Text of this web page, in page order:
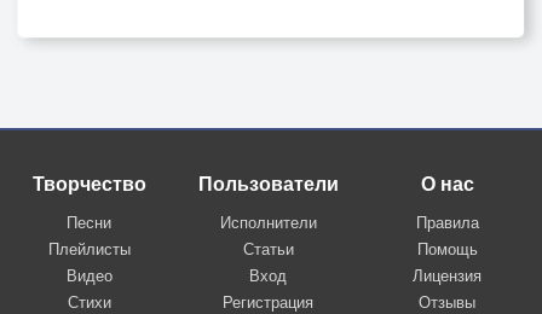
Творчество
Песни
Плейлисты
Видео
Стихи
Пользователи
Исполнители
Статьи
Вход
Регистрация
О нас
Правила
Помощь
Лицензия
Отзывы